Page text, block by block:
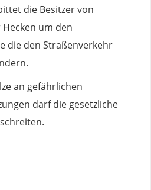
die Besitzer von
um den
die den Straßenverkehr
an gefährlichen
darf die gesetzliche